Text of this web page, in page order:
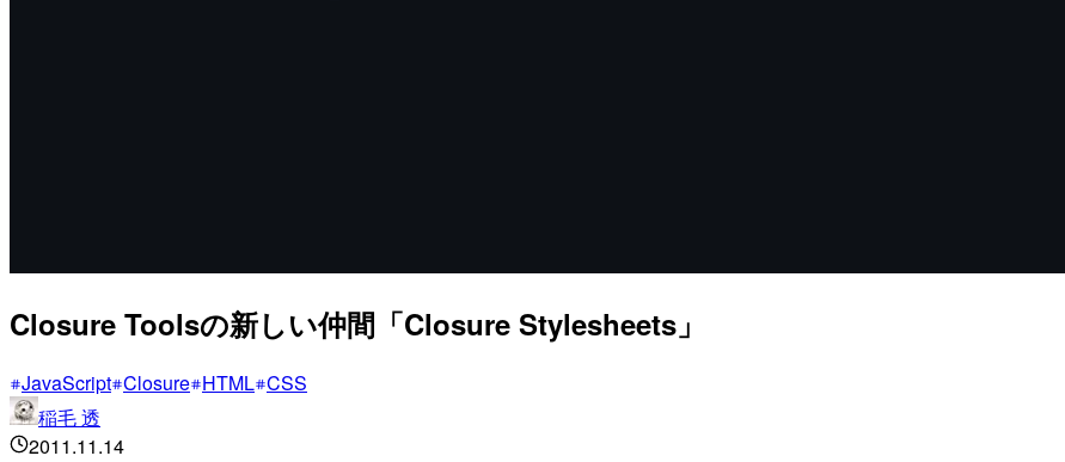
Closure Toolsの新しい仲間「Closure Stylesheets」
JavaScript Closure HTML CSS
稲毛 透
2011.11.14